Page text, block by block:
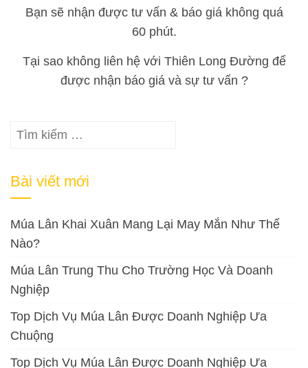
Bạn sẽ nhận được tư vấn & báo giá không quá
60 phút.
Tại sao không liên hệ với Thiên Long Đường để
được nhận báo giá và sự tư vấn ?
Tìm
Bài viết mới
Múa Lân Khai Xuân Mang Lại May Mắn Như Thế
Nào?
Múa Lân Trung Thu Cho Trường Học Và Doanh
Nghiệp
Top Dịch Vụ Múa Lân Được Doanh Nghiệp Ưa
Chuộng
Top Dịch Vụ Múa Lân Được Doanh Nghiệp Ưa